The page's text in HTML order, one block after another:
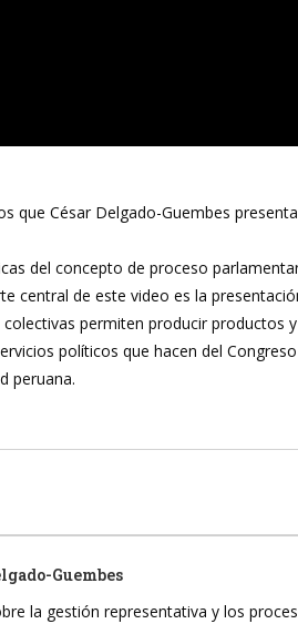
que César Delgado-Guembes
del concepto de proceso
central de este video es la
permiten producir productos
políticos que hacen del
peruana.
Guembes
la gestión representativa y los